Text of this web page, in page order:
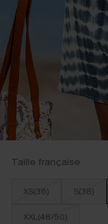
Taille française
XS(36) S(38)
XXL(48/50)